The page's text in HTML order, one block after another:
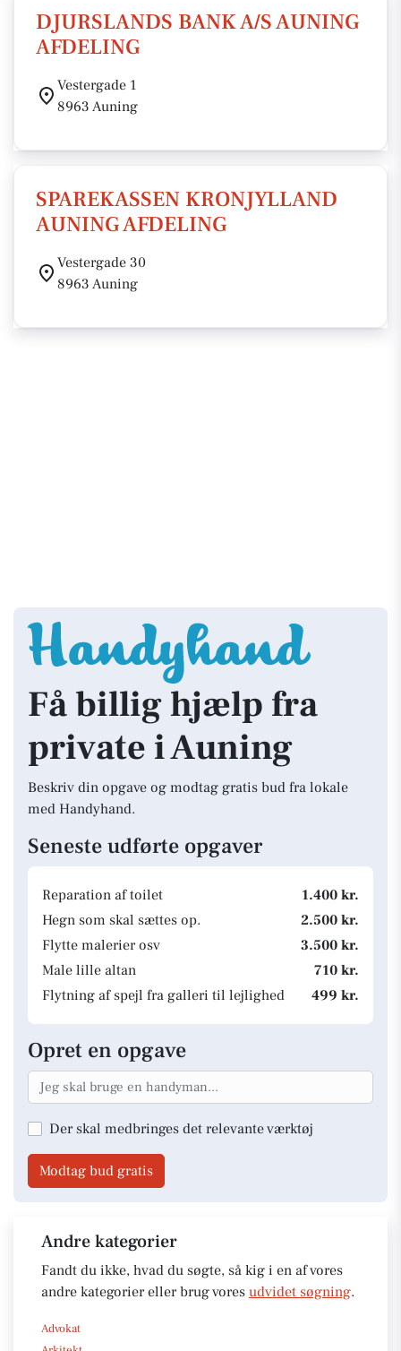
DJURSLANDS BANK A/S AUNING
AFDELING
Vestergade 1
8963 Auning
SPAREKASSEN KRONJYLLAND
AUNING AFDELING
Vestergade 30
8963 Auning
Få billig hjælp fra
private i Auning
Beskriv din opgave og modtag gratis bud fra lokale
med Handyhand.
Seneste udførte opgaver
Reparation af toilet
1.400 kr.
Hegn som skal sættes op.
2.500 kr.
Flytte malerier osv
3.500 kr.
Male lille altan
710 kr.
Flytning af spejl fra galleri til lejlighed
499 kr.
Opret en opgave
Der skal medbringes det relevante værktøj
Modtag bud gratis
Andre kategorier
Fandt du ikke, hvad du søgte, så kig i en af vores
andre kategorier eller brug vores udvidet søgning.
Advokat